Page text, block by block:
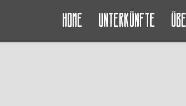
Home Unterkünfte